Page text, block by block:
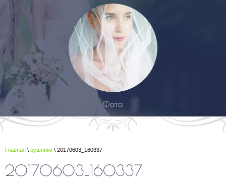
Фата
Главная \ рушники \ 20170603_160337
20170603_160337